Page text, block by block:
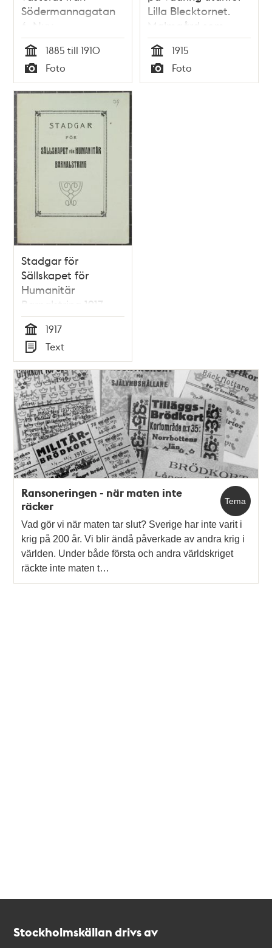
Södermannagatan
6. Nuv.
Folkungagatan 73
Tid
1885 till 1910
Typ
Foto
Lilla Blecktornet.
Malmgård som
använts av
socialvården sedan
1897. Då
Södermannagatan
Tid
1915
Typ
Foto
Stadgar för
Sällskapet för
Humanitär
Barnalstring 1917
Tid
1917
Typ
Text
Tema
Ransoneringen - när maten inte
räcker
Vad gör vi när maten tar slut? Sverige har inte varit i
krig på 200 år. Vi blir ändå påverkade av andra krig i
världen. Under både första och andra världskriget
räckte inte maten t…
Stockholmskällan drivs av